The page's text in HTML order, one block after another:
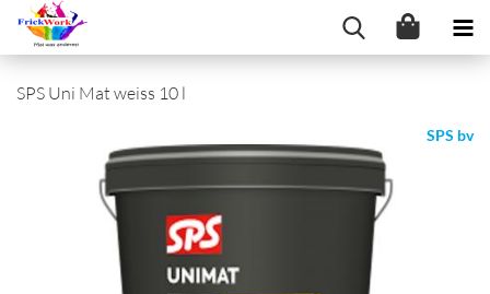
SPS Uni Mat weiss 10 l
SPS bv